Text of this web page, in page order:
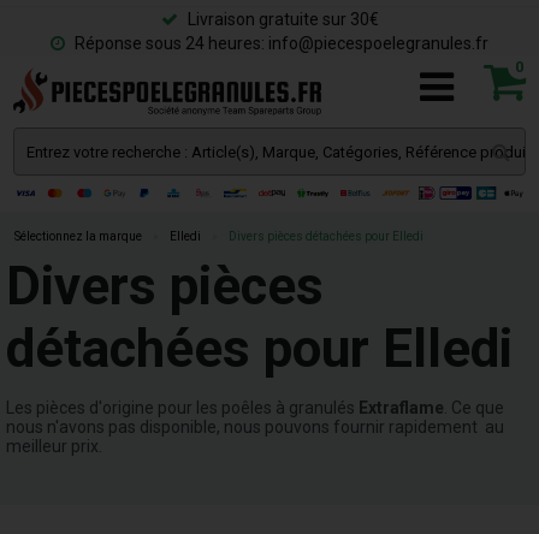
Livraison gratuite sur 30€
Réponse sous 24 heures: info@piecespoelegranules.fr
0
Sélectionnez la marque Elledi Divers pièces détachées pour Elledi
Divers pièces
détachées pour Elledi
Les pièces d'origine pour les poêles à granulés Extraflame . Ce que
nous n'avons pas disponible, nous pouvons fournir rapidement au
meilleur prix.